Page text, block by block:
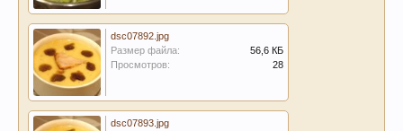
dsc07892.jpg
Размер файла:
56,6 КБ
Просмотров:
28
dsc07893.jpg